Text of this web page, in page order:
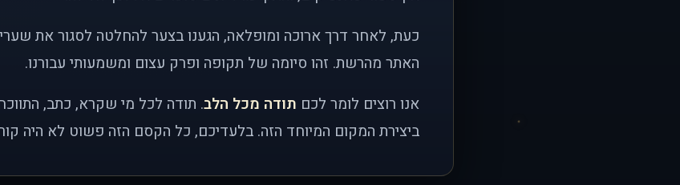
כעת, לאחר דרך ארוכה ומופלאה, הגענו בצער להחלטה לסגור את
האתר מהרשת. זהו סיומה של תקופה ופרק עצום ומשמעותי עבורנו.
אנו רוצים לומר לכם תודה מכל הלב. תודה לכל מי שקרא, כתב,
ביצירת המקום המיוחד הזה. בלעדיכם, כל הקסם הזה פשוט לא היה